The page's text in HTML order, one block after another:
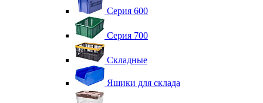
Серия 600
Серия 700
Складные
Ящики для склада